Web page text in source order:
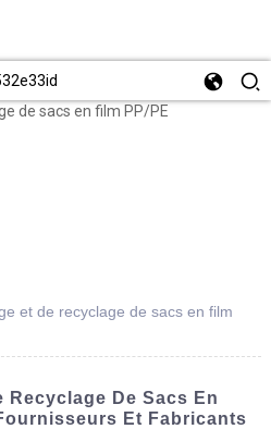
et de recyclage de sacs en film
Recyclage De Sacs En
Et Fabricants